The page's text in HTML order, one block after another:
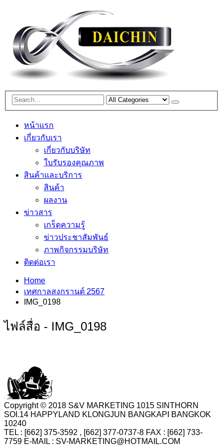
หน้าแรก
เกี่ยวกับเรา
เกี่ยวกับบริษัท
ใบรับรองคุณภาพ
สินค้าและบริการ
สินค้า
ผลงาน
ข่าวสาร
เกร็ดความรู้
ข่าวประชาสัมพันธ์
ภาพกิจกรรมบริษัท
ติดต่อเรา
Home
เทศกาลสงกรานต์ 2567
IMG_0198
ไฟล์สื่อ - IMG_0198
Copyright © 2018 S&V MARKETING 1015 SINTHORN
SOI.14 HAPPYLAND KLONGJUN BANGKAPI BANGKOK
10240
TEL : [662] 375-3592 , [662] 377-0737-8 FAX : [662] 733-
7759 E-MAIL : SV-MARKETING@HOTMAIL.COM